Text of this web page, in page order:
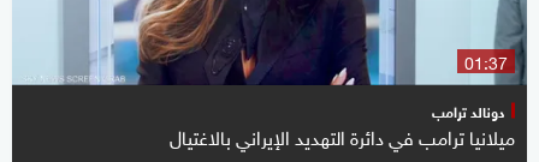
01:37
دونالد ترامب
ميلانيا ترامب في دائرة التهديد الإيراني بالاغتيال